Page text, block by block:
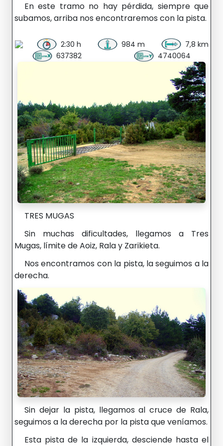
En este tramo no hay pérdida, siempre que
subamos, arriba nos encontraremos con la pista.
2:30 h 984 m
7,8 km
637382
4740064
TRES MUGAS
Sin muchas dificultades, llegamos a Tres
Mugas, límite de Aoiz, Rala y Zarikieta.
Nos encontramos con la pista, la seguimos a la
derecha.
Sin dejar la pista, llegamos al cruce de Rala,
seguimos a la derecha por la pista que veníamos.
Esta pista de la izquierda, desciende hasta el